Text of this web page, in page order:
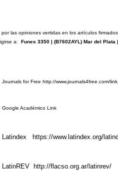
las opiniones vertidas en los artículos
a: Funes 3350 | (B7602AYL) Mar del Plata
Journals for Free http://www.journals4free.com/
Google Académico Link
Latindex https://www.latindex.org/
LatinREV http://flacso.org.ar/latinrev/